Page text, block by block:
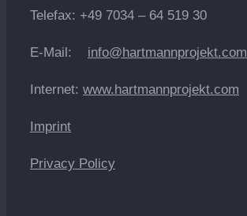
Telefax: +49 7034 – 64 519 30
E-Mail: info@hartmannprojekt.com
Internet: www.hartmannprojekt.com
Imprint
Privacy Policy